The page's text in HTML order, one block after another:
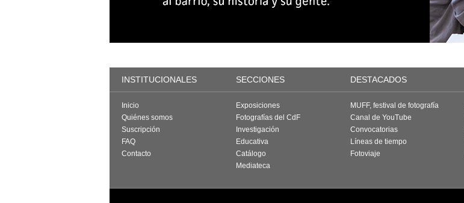
INSTITUCIONALES SECCIONES DESTACADOS
Inicio
Quiénes somos
Suscripción
FAQ
Contacto
Exposiciones
Fotografías del CdF
Investigación
Educativa
Catálogo
Mediateca
MUFF, festival de fotografía
Canal de YouTube
Convocatorias
Líneas de tiempo
Fotoviaje